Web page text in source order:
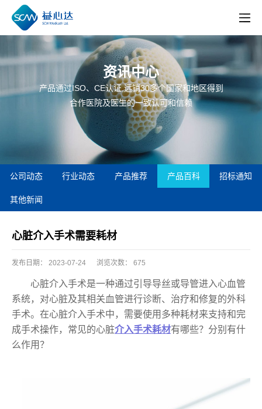
资讯中心
产品通过ISO、CE认证,远销30多个国家和地区得到
合作医院及医生的一致认可和信赖
公司动态 行业动态 产品推荐 产品百科 招标通知
其他新闻
心脏介入手术需要耗材
发布日期： 2023-07-24 浏览次数： 675
心脏介入手术是一种通过引导导丝或导管进入心血管
系统，对心脏及其相关血管进行诊断、治疗和修复的外科
手术。在心脏介入手术中，需要使用多种耗材来支持和完
成手术操作，常见的心脏介入手术耗材有哪些？分别有什
么作用？